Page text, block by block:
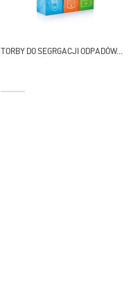
TORBY DO SEGRGACJI ODPADÓW...